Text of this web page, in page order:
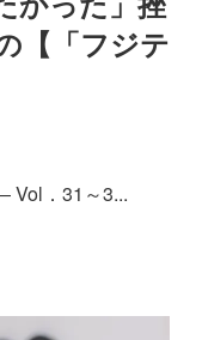
【「フジテ
Vol．31～3...